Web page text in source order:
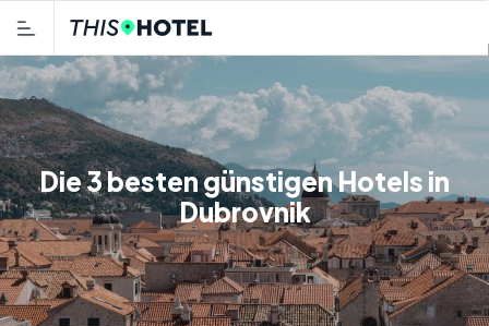
Die 3 besten günstigen Hotels in
Dubrovnik